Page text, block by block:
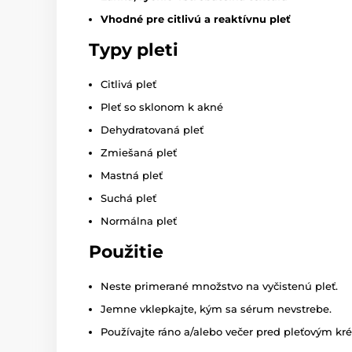
Vhodné pre citlivú a reaktívnu pleť
Typy pleti
Citlivá pleť
Pleť so sklonom k akné
Dehydratovaná pleť
Zmiešaná pleť
Mastná pleť
Suchá pleť
Normálna pleť
Použitie
Neste primerané množstvo na vyčistenú pleť.
Jemne vklepkajte, kým sa sérum nevstrebe.
Používajte ráno a/alebo večer pred pleťovým